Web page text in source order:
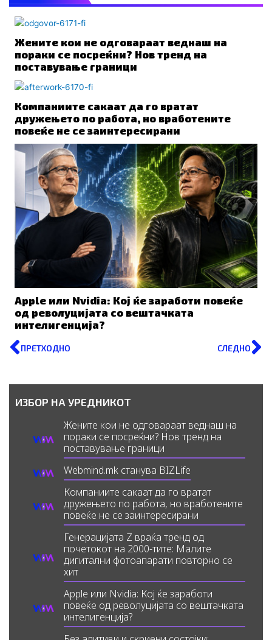
Жените кои не одговараат веднаш на
пораки се посреќни? Нов тренд на
поставување граници
Компаниите сакаат да го вратат
дружењето по работа, но вработените
повеќе не се заинтересирани
Apple или Nvidia: Кој ќе заработи повеќе
од револуцијата со вештачката
интелигенција?
Prev
ПРЕТХОДНО СЛЕДНО
ИЗБОР НА УРЕДНИКОТ
Жените кои не одговараат веднаш на
пораки се посреќни? Нов тренд на
поставување граници
Webmind.mk станува BIZLife
Компаниите сакаат да го вратат
дружењето по работа, но вработените
повеќе не се заинтересирани
Генерацијата Z враќа тренд од
почетокот на 2000-тите: Малите
дигитални фотоапарати повторно се
хит
Apple или Nvidia: Кој ќе заработи
повеќе од револуцијата со вештачката
интелигенција?